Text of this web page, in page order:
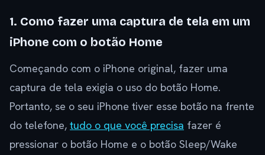
1. Como fazer uma captura de tela em um
iPhone com o botão Home
Começando com o iPhone original, fazer uma
captura de tela exigia o uso do botão Home.
Portanto, se o seu iPhone tiver esse botão na frente
do telefone, tudo o que você precisa fazer é
pressionar o botão Home e o botão Sleep/Wake